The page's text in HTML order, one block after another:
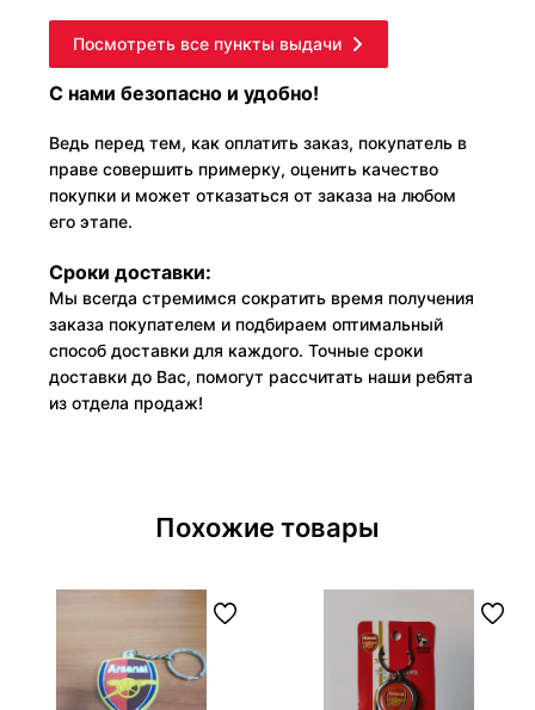
Посмотреть все пункты выдачи
С нами безопасно и удобно!
Ведь перед тем, как оплатить заказ, покупатель в
праве совершить примерку, оценить качество
покупки и может отказаться от заказа на любом
его этапе.
Сроки доставки:
Мы всегда стремимся сократить время получения
заказа покупателем и подбираем оптимальный
способ доставки для каждого. Точные сроки
доставки до Вас, помогут рассчитать наши ребята
из отдела продаж!
Похожие товары